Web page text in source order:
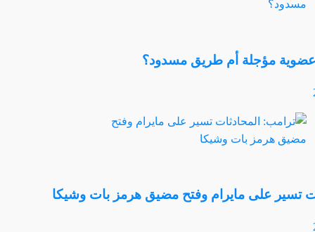
عضوية مؤجلة أم طريق مسدود؟
تسير على مايرام وفتح مضيق هرمز بات وشيكا